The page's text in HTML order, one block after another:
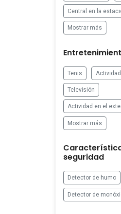
Central en la
Mostrar más
Tenis
Televisión
Actividad en el
Mostrar más
seguridad
Detector de humo
Detector de